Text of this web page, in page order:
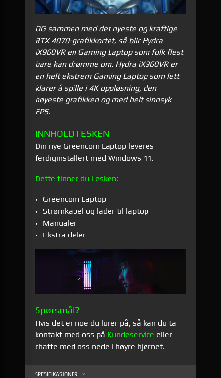
OG sammen med det nyeste og kraftige
RTX 4070-grafikkortet, så blir Hydra
iX960VR en Gaming Laptop som folk flest
bare kan drømme om. Hydra iX960VR er
en helt ekstrem Gaming Laptop som lett
klarer å spille i 4K oppløsning, den
høyeste grafikken og med helt sinnsyk
FPS.
INNHOLD I ESKEN
Din nye Greencom Laptop leveres
ferdiginstallert med Windows 11.
Dette finner du i esken:
Greencom Laptop
Strømkabel og lader til laptop
Manualer
Ekstra deler
Spørsmål?
Hvis det er noe du lurer på, så kan du ta
kontakt med oss på Kundeservice eller
chatte med oss nede i høyre hjørnet.
SPESIFIKASJONER